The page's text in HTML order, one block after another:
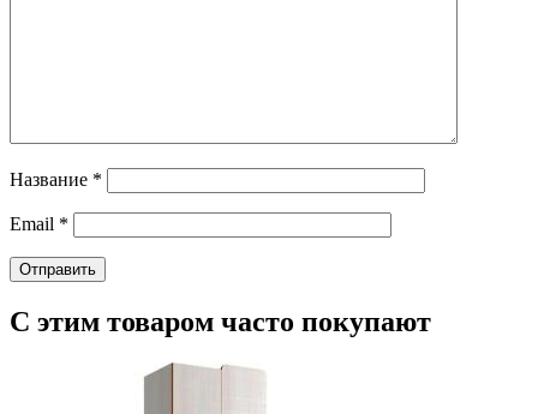
Название *
Email *
С этим товаром часто покупают